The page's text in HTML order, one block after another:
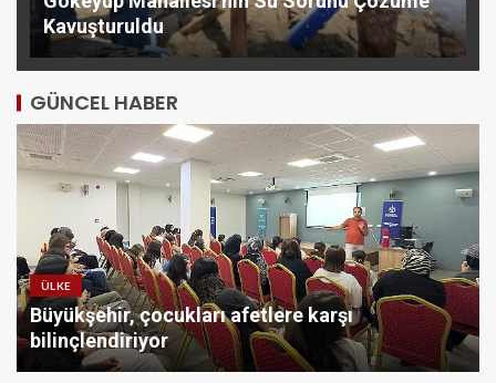
Kavuşturuldu
GÜNCEL HABER
ÜLKE
Büyükşehir, çocukları afetlere karşı
bilinçlendiriyor
Cansever ‘Güvenebileceğim Üç
İnsandan Biri’ Demişti: Mahmut
Görgen’den Cansever’e
Duygusal Veda